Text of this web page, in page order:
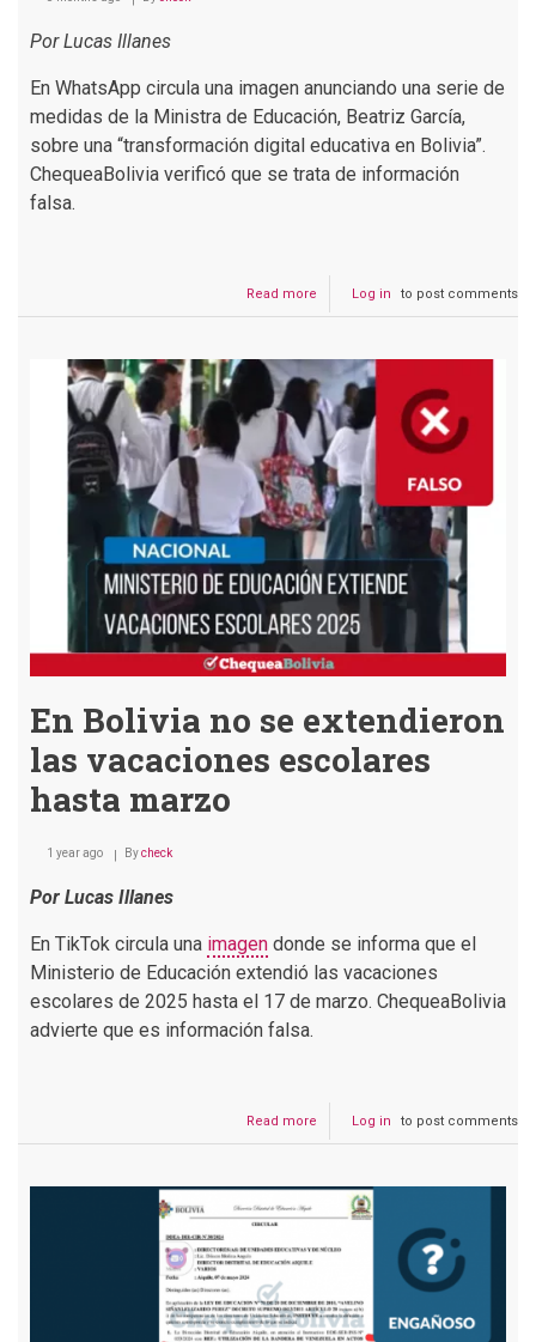
Por Lucas Illanes
En WhatsApp circula una imagen anunciando una serie de
medidas de la Ministra de Educación, Beatriz García,
sobre una “transformación digital educativa en Bolivia”.
ChequeaBolivia verificó que se trata de información
falsa.
Read more
Circulan
falsas
atribuidas
a
la
Ministra
de
Educación
Log in to post comments
En Bolivia no se extendieron
las vacaciones escolares
hasta marzo
1 year ago Bycheck
Por Lucas Illanes
En TikTok circula una imagen donde se informa que el
Ministerio de Educación extendió las vacaciones
escolares de 2025 hasta el 17 de marzo. ChequeaBolivia
advierte que es información falsa.
Read more
En
extendieron
hasta
marzo
Log in to post comments